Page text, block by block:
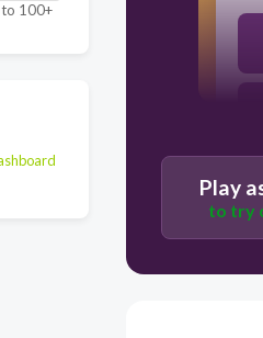
100+
Play
to try